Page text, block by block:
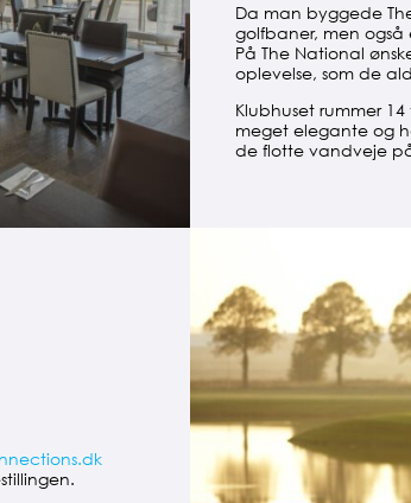
Da man byggede
golfbaner, men også
På The National
oplevelse, som de
Klubhuset rummer
meget elegante og
de flotte vandveje på